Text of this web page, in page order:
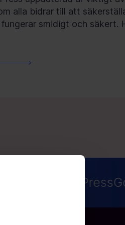
alla bidrar till att
smidigt och säkert.
WordPress